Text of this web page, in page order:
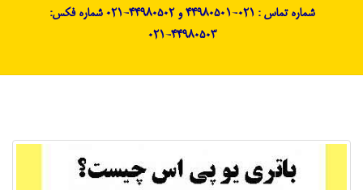
شماره تماس : 021-44980501 و 44980502-021 شماره فکس:
44980503-021